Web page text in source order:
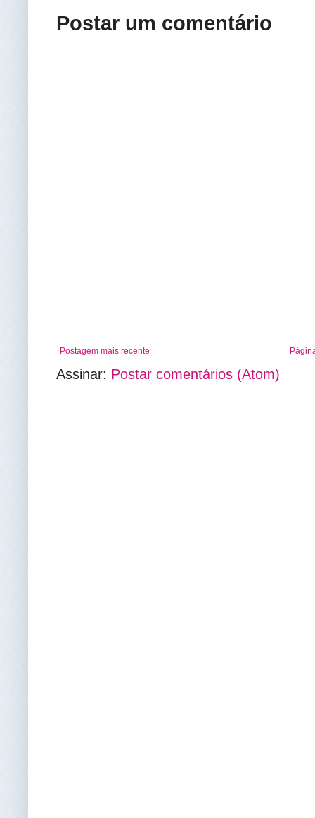
Postar um comentário
Postagem mais recente
Assinar: Postar comentários (Atom)